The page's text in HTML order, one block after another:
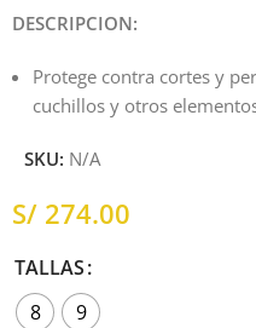
DESCRIPCION:
Protege contra cortes y
cuchillos y otros
SKU: N/A
S/
TALLAS
8
9